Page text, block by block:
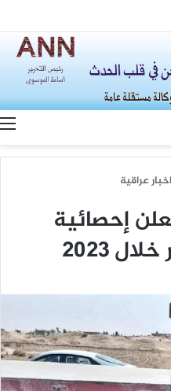
اخبار عراقية
إحصائية
2023